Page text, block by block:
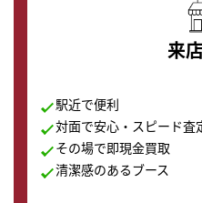
来
駅近で便利
対面で安心・スピード査
その場で即現金買取
清潔感のあるブース